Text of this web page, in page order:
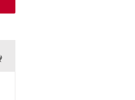
Kommentare